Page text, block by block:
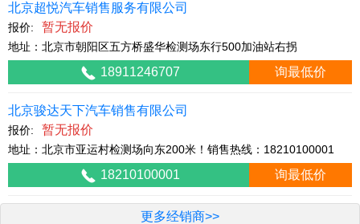
北京超悦汽车销售服务有限公司
报价: 暂无报价
地址：北京市朝阳区五方桥盛华检测场东行500加油站右拐
18911246707 询最低价
北京骏达天下汽车销售有限公司
报价: 暂无报价
地址：北京市亚运村检测场向东200米！销售热线：18210100001
18210100001 询最低价
更多经销商>>